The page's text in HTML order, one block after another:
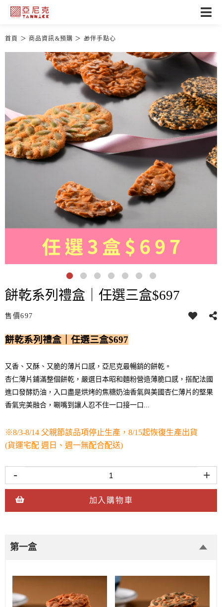
首頁 商品資訊&預購 🎁伴手點心
餅乾系列禮盒｜任選三盒$697
售價697
餅乾系列禮盒｜任選三盒$697
又香、又酥、又脆的薄片口感，亞尼克最暢銷的餅乾。
杏仁薄片鋪滿整個餅乾，嚴選日本昭和麵粉營造薄脆口感，搭配法國
進口發酵奶油，入口盡是烘烤的焦糖奶油香氣與美國杏仁薄片的堅果
香氣完美融合，唰嘴到讓人忍不住一口接一口...
※8/3-8/14 父親節該品項停止生產，8/15起恢復生產出貨
(貨運宅配 週日、週一無配合配送)
- +
加入購物車
第一盒